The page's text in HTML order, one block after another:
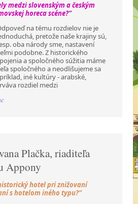
medzi slovenským a českým
horeca scéne?“
na tému rozdielov nie je
pretože naše krajiny sú,
oba národy sme, nastavení
podobne. Z historického
a spoločného súžitia máme
spoločného a neodlišujeme sa
iné kultúry - arabské,
rozdiel medzi
Plačka, riaditeľa
Appony
hotel pri znižovaní
s hotelom iného typu?“